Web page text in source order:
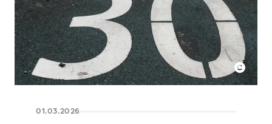
01.03.2026